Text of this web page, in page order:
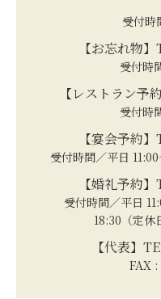
受付時
【お忘れ物
受付時
【レストラン予
受付時
【宴会予約
受付時間／平日
【婚礼予約
受付時間／平日
18:30（定休
【代表】
FAX